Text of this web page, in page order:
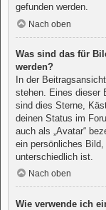
gefunden werden.
Nach oben
Was sind das für
werden?
In der
stehen. Eines dieser
sind dies Sterne,
deinen Status im
auch als „Avatar“
ein persönliches
unterschiedlich ist.
Nach oben
Wie verwende ich